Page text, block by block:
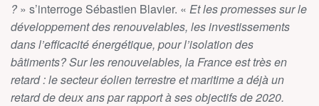
? » s’interroge Sébastien Blavier. « Et les promesses sur le
développement des renouvelables, les investissements
dans l’efficacité énergétique, pour l’isolation des
bâtiments? Sur les renouvelables, la France est très en
retard : le secteur éolien terrestre et maritime a déjà un
retard de deux ans par rapport à ses objectifs de 2020.